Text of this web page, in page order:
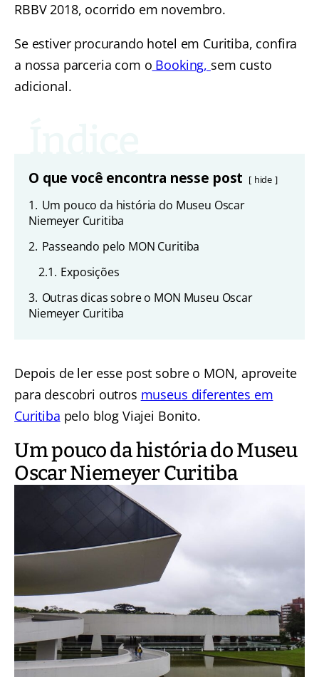
RBBV 2018, ocorrido em novembro.
Se estiver procurando hotel em Curitiba, confira
a nossa parceria com o Booking, sem custo
adicional.
O que você encontra nesse post hide
1. Um pouco da história do Museu Oscar
Niemeyer Curitiba
2. Passeando pelo MON Curitiba
2.1. Exposições
3. Outras dicas sobre o MON Museu Oscar
Niemeyer Curitiba
Depois de ler esse post sobre o MON, aproveite
para descobri outros museus diferentes em
Curitiba pelo blog Viajei Bonito.
Um pouco da história do Museu
Oscar Niemeyer Curitiba